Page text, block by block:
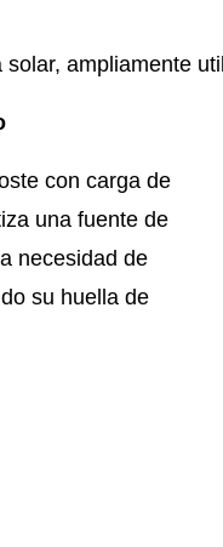
solar, ampliamente
con carga de
una fuente de
necesidad de
su huella de